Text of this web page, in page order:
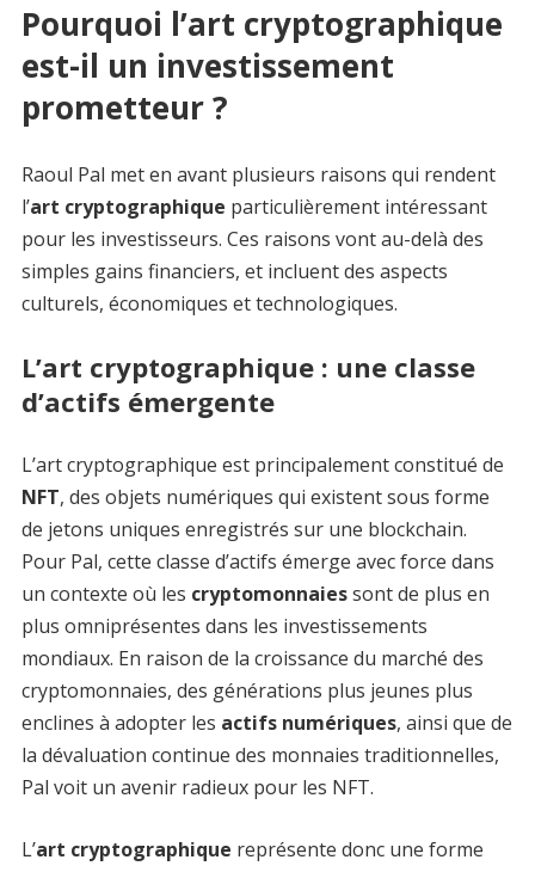
Pourquoi l’art cryptographique
est-il un investissement
prometteur ?
Raoul Pal met en avant plusieurs raisons qui rendent
l’art cryptographique particulièrement intéressant
pour les investisseurs. Ces raisons vont au-delà des
simples gains financiers, et incluent des aspects
culturels, économiques et technologiques.
L’art cryptographique : une classe
d’actifs émergente
L’art cryptographique est principalement constitué de
NFT, des objets numériques qui existent sous forme
de jetons uniques enregistrés sur une blockchain.
Pour Pal, cette classe d’actifs émerge avec force dans
un contexte où les cryptomonnaiessont de plus en
plus omniprésentes dans les investissements
mondiaux. En raison de la croissance du marché des
cryptomonnaies, des générations plus jeunes plus
enclines à adopter les actifs numériques, ainsi que de
la dévaluation continue des monnaies traditionnelles,
Pal voit un avenir radieux pour les NFT.
L’art cryptographique représente donc une forme